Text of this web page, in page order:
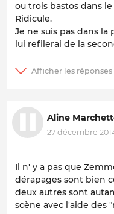
ou trois bastos dans
Ridicule.
Je ne suis pas dans la
lui refilerai de la
Aline
27 décembre 2014
Il n' y a pas que
dérapages sont bien
deux autres sont
scène avec l'aide des